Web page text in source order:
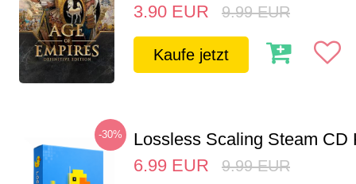
3.90 EUR 9.99 EUR
Kaufe jetzt
-30%
Lossless Scaling Steam CD
6.99 EUR 9.99 EUR